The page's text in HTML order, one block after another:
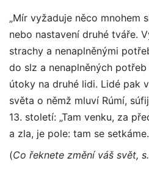
„Mír vyžaduje něco mnohem
nebo nastavení druhé tváře.
strachy a nenaplněnými
do slz a nenaplněných
útoky na druhé lidi. Lidé pak
světa o němž mluví Rúmí,
13. století: „Tam venku, za
a zla, je pole: tam se
(Co řeknete změní váš svět,